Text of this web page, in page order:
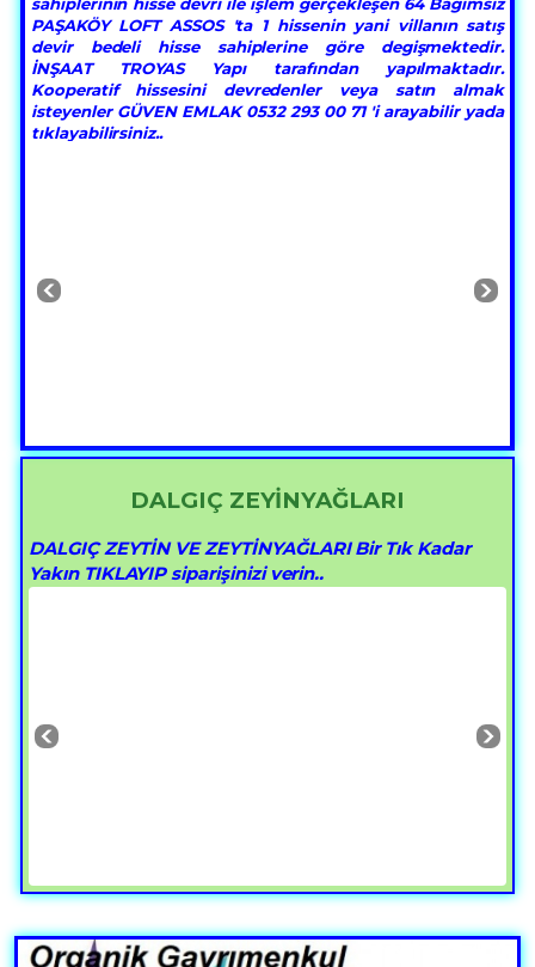
PAŞAKÖY LOFT ASSOS 'ta 1 hissenin yani villanın satış
devir bedeli hisse sahiplerine göre degişmektedir.
İNŞAAT TROYAS Yapı tarafından yapılmaktadır.
Kooperatif hissesini devredenler veya satın almak
isteyenler GÜVEN EMLAK 0532 293 00 71 'i arayabilir yada
tıklayabilirsiniz..
DALGIÇ ZEYİNYAĞLARI
DALGIÇ ZEYTİN VE ZEYTİNYAĞLARI Bir Tık Kadar
Yakın TIKLAYIP siparişinizi verin..